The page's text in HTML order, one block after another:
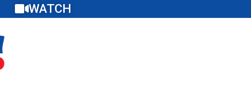
WATCH